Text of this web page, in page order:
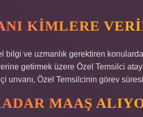
KIMLERE
bilgi ve uzmanlık gerektiren
getirmek üzere Özel Temsilci
unvanı, Özel Temsilcinin görev
MAAŞ